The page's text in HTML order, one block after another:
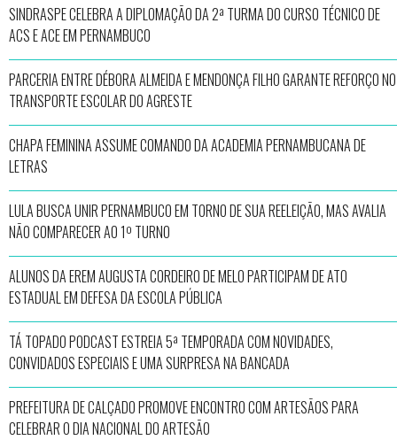
SINDRASPE CELEBRA A DIPLOMAÇÃO DA 2ª TURMA DO CURSO TÉCNICO DE
ACS E ACE EM PERNAMBUCO
PARCERIA ENTRE DÉBORA ALMEIDA E MENDONÇA FILHO GARANTE REFORÇO NO
TRANSPORTE ESCOLAR DO AGRESTE
CHAPA FEMININA ASSUME COMANDO DA ACADEMIA PERNAMBUCANA DE
LETRAS
LULA BUSCA UNIR PERNAMBUCO EM TORNO DE SUA REELEIÇÃO, MAS AVALIA
NÃO COMPARECER AO 1º TURNO
ALUNOS DA EREM AUGUSTA CORDEIRO DE MELO PARTICIPAM DE ATO
ESTADUAL EM DEFESA DA ESCOLA PÚBLICA
TÁ TOPADO PODCAST ESTREIA 5ª TEMPORADA COM NOVIDADES,
CONVIDADOS ESPECIAIS E UMA SURPRESA NA BANCADA
PREFEITURA DE CALÇADO PROMOVE ENCONTRO COM ARTESÃOS PARA
CELEBRAR O DIA NACIONAL DO ARTESÃO